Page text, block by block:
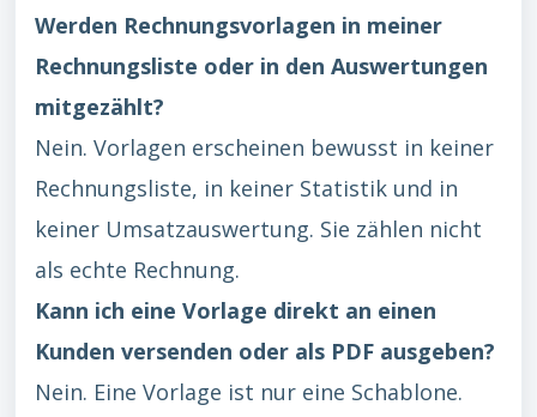
Werden Rechnungsvorlagen in meiner
Rechnungsliste oder in den Auswertungen
mitgezählt?
Nein. Vorlagen erscheinen bewusst in keiner
Rechnungsliste, in keiner Statistik und in
keiner Umsatzauswertung. Sie zählen nicht
als echte Rechnung.
Kann ich eine Vorlage direkt an einen
Kunden versenden oder als PDF ausgeben?
Nein. Eine Vorlage ist nur eine Schablone.